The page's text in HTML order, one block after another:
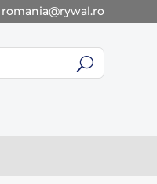
romania@rywal.ro
U